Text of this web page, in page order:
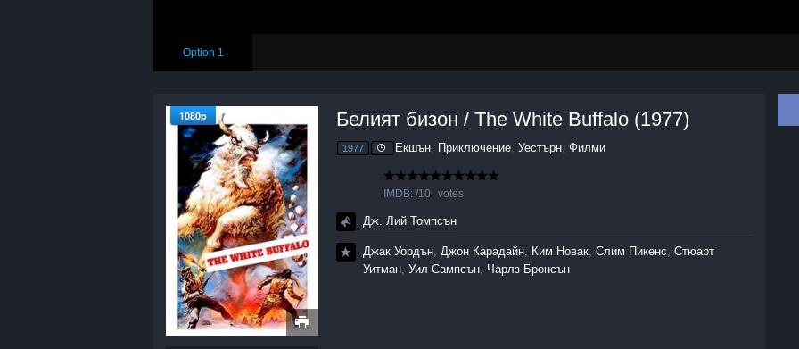
Option 1
1080p Белият бизон / The White Buffalo (1977)
1977 Екшън, Приключение, Уестърн, Филми
IMDB: /10 votes
Дж. Лий Томпсън
Джак Уордън, Джон Карадайн, Ким Новак, Слим Пикенс Стюарт
Уитман, Уил Сампсън, Чарлз Бронсън